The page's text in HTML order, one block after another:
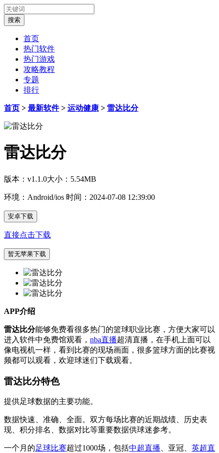
首页
热门软件
热门游戏
攻略教程
专题
排行
首页 > 最新软件> 运动健康 > 雷达比分
雷达比分
版本：v1.1.0大小：5.54MB
环境：Android/ios 时间：2024-07-08 12:39:00
安卓下载
直接点击下载
暂无苹果下载
APP介绍
雷达比分能够免费看很多热门的篮球职业比赛，方便大家可以
进入软件中免费馆观看， nba直播超清直播，在手机上面可以
像电视机一样，看到比赛的现场画面，很多篮球方面的比赛视
频都可以观看，欢迎球迷们下载观看。
雷达比分特色
提供足球数据的主要功能。
数据快速、准确、全面。双方每场比赛的近期战绩、历史表
现、积分排名、数据对比等重要数据供球迷参考。
一个月的足球比赛超过1000场，包括中超直播 、亚冠、 英超直